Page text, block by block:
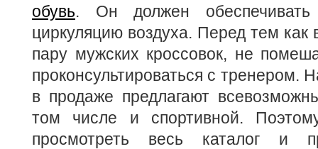
обувь. Он должен
циркуляцию воздуха. Перед тем как
пару мужских кроссовок, не
проконсультироваться с тренером.
в продаже предлагают
том числе и спортивной.
просмотреть весь каталог и